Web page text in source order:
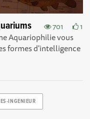
701 1
Aquariophilie vous
formes d'intelligence
INGENIEUR